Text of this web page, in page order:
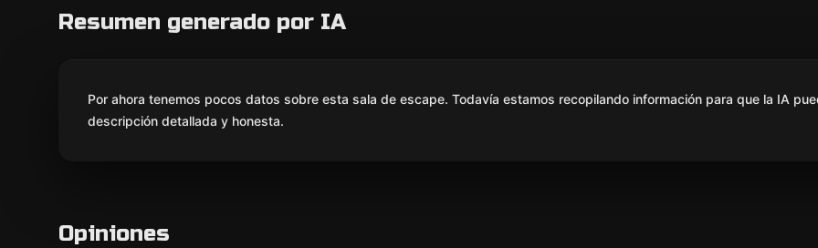
Resumen generado por IA
Por ahora tenemos pocos datos sobre esta sala de escape. Todavía estamos recopilando información para que la IA
descripción detallada y honesta.
Opiniones